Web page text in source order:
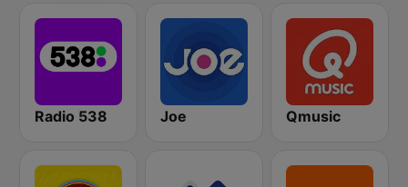
Radio 538 Joe Qmusic